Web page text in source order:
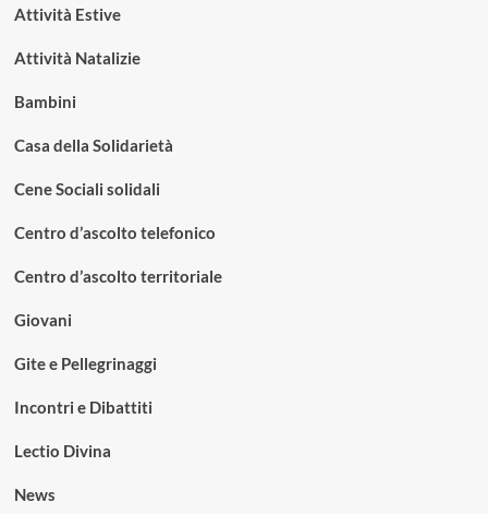
Attività Estive
Attività Natalizie
Bambini
Casa della Solidarietà
Cene Sociali solidali
Centro d’ascolto telefonico
Centro d’ascolto territoriale
Giovani
Gite e Pellegrinaggi
Incontri e Dibattiti
Lectio Divina
News